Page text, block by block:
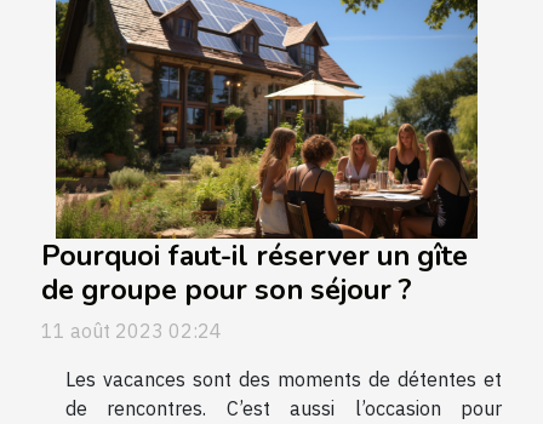
Pourquoi faut-il réserver un gîte
de groupe pour son séjour ?
11 août 2023 02:24
Les vacances sont des moments de détentes et
de rencontres. C’est aussi l’occasion pour